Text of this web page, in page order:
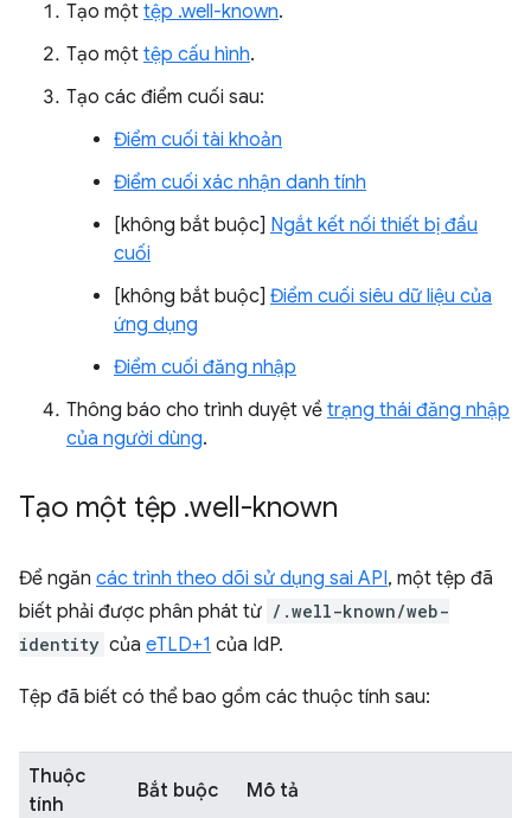
Tạo một tệp .well-known.
Tạo một tệp cấu hình.
Tạo các điểm cuối sau:
Điểm cuối tài khoản
Điểm cuối xác nhận danh tính
[không bắt buộc] Ngắt kết nối thiết bị đầu
cuối
[không bắt buộc] Điểm cuối siêu dữ liệu của
ứng dụng
Điểm cuối đăng nhập
Thông báo cho trình duyệt về trạng thái đăng nhập
của người dùng.
Tạo một tệp .well-known
Để ngăn các trình theo dõi sử dụng sai API, một tệp đã
biết phải được phân phát từ /.well-known/web-
identity của eTLD+1 của IdP.
Tệp đã biết có thể bao gồm các thuộc tính sau:
Thuộc
tính
Bắt buộc Mô tả